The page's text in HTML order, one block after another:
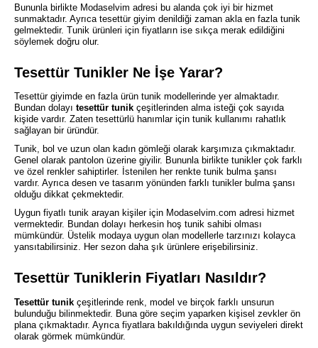
Bununla birlikte Modaselvim adresi bu alanda çok iyi bir hizmet
sunmaktadır. Ayrıca tesettür giyim denildiği zaman akla en fazla tunik
gelmektedir. Tunik ürünleri için fiyatların ise sıkça merak edildiğini
söylemek doğru olur.
Tesettür Tunikler Ne İşe Yarar?
Tesettür giyimde en fazla ürün tunik modellerinde yer almaktadır.
Bundan dolayı tesettür tunik çeşitlerinden alma isteği çok sayıda
kişide vardır. Zaten tesettürlü hanımlar için tunik kullanımı rahatlık
sağlayan bir üründür.
Tunik, bol ve uzun olan kadın gömleği olarak karşımıza çıkmaktadır.
Genel olarak pantolon üzerine giyilir. Bununla birlikte tunikler çok farklı
ve özel renkler sahiptirler. İstenilen her renkte tunik bulma şansı
vardır. Ayrıca desen ve tasarım yönünden farklı tunikler bulma şansı
olduğu dikkat çekmektedir.
Uygun fiyatlı tunik arayan kişiler için Modaselvim.com adresi hizmet
vermektedir. Bundan dolayı herkesin hoş tunik sahibi olması
mümkündür. Üstelik modaya uygun olan modellerle tarzınızı kolayca
yansıtabilirsiniz. Her sezon daha şık ürünlere erişebilirsiniz.
Tesettür Tuniklerin Fiyatları Nasıldır?
Tesettür tunik çeşitlerinde renk, model ve birçok farklı unsurun
bulunduğu bilinmektedir. Buna göre seçim yaparken kişisel zevkler ön
plana çıkmaktadır. Ayrıca fiyatlara bakıldığında uygun seviyeleri direkt
olarak görmek mümkündür.